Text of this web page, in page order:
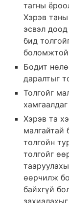
тагны
Хэрэв
эсвэл
бид
Бодит
даралтыг
Толгойг
Хэрэв та
малгайтай
толгойн
толгойг
өөрчилж
байхгүй